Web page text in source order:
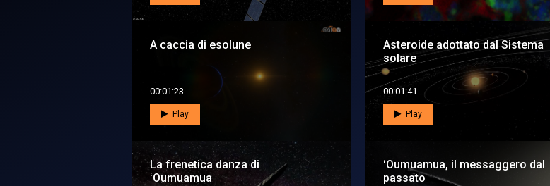
A caccia di esolune
00:01:23
Play
Asteroide adottato dal Sistema
solare
00:01:41
Play
La frenetica danza di
ʻOumuamua
ʻOumuamua, il messaggero dal
passato